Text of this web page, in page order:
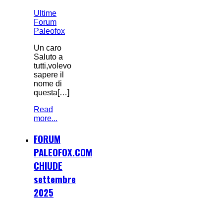
Ultime
Forum
Paleofox
Un caro
Saluto a
tutti,volevo
sapere il
nome di
questa[…]
Read
more...
FORUM
PALEOFOX.COM
CHIUDE
settembre
2025